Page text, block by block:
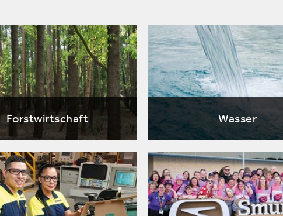
Forstwirtschaft Wasser